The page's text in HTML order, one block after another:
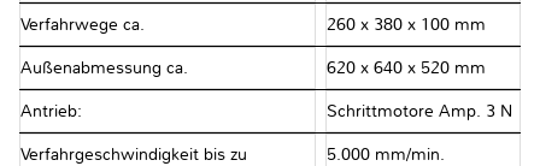
Verfahrwege ca. 260 x 380 x 100 mm
Außenabmessung ca. 620 x 640 x 520 mm
Antrieb: Schrittmotore Amp. 3 N
Verfahrgeschwindigkeit bis zu 5.000 mm/min.